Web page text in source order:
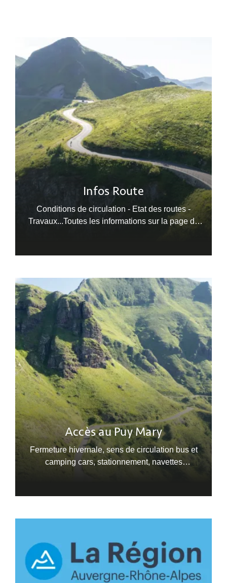
Infos Route
Conditions de circulation - Etat des routes -
Travaux...Toutes les informations sur la page du
Accès au Puy Mary
Fermeture hivernale, sens de circulation bus et
camping cars, stationnement, navettes